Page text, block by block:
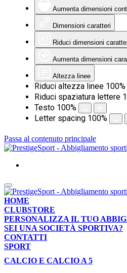
Aumenta dimensioni
Dimensioni caratteri
Riduci dimensioni
Aumenta dimensioni
Altezza linee
Riduci altezza linee 100%
Riduci spaziatura lettere
Testo 100%
Letter spacing 100%
Passa al contenuto principale
HOME
CLUBSTORE
PERSONALIZZA IL TUO
SEI UNA SOCIETÀ SPORTIVA?
CONTATTI
SPORT
CALCIO E CALCIO A 5